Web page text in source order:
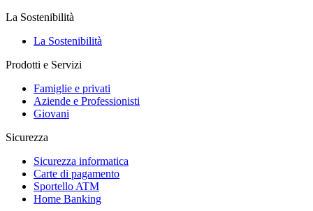
La Sostenibilità
La Sostenibilità
Prodotti e Servizi
Famiglie e privati
Aziende e Professionisti
Giovani
Sicurezza
Sicurezza informatica
Carte di pagamento
Sportello ATM
Home Banking